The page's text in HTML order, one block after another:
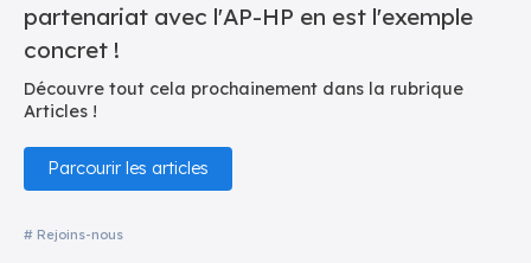
partenariat avec l'AP-HP en est l'exemple
concret !
Découvre tout cela prochainement dans la rubrique
Articles !
Parcourir les articles
# Rejoins-nous